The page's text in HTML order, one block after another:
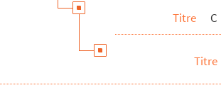
Titre C
Titre